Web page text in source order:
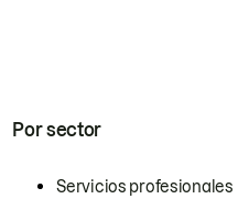
Por sector
Servicios profesionales